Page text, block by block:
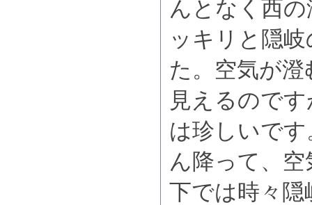
んとなく西
ッキリと隠
た。空気が
見えるので
は珍しいで
ん降って、
下では時々